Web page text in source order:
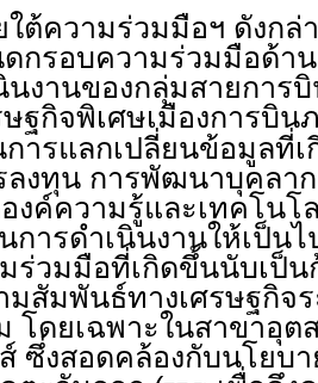
ต้ความร่วมมือฯ ดังกล่
กรอบความร่วมมือด้า
นงานของกลุ่มสายการบิ
ษฐกิจพิเศษเมืองการบิ
ารแลกเปลี่ยนข้อมูลที่เ
ลงทุน การพัฒนาบุคลา
งค์ความรู้และเทคโนโ
การดำเนินงานให้เป็น
ร่วมมือที่เกิดขึ้นนับเป็น
มสัมพันธ์ทางเศรษฐกิจ
โดยเฉพาะในสาขาอุ
ซึ่งสอดคล้องกับนโย